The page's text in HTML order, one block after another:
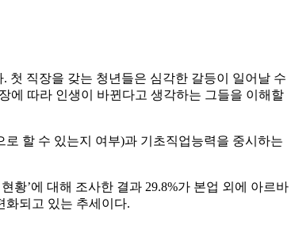
첫 직장을 갖는 청년들은 심각한 갈등이 일어날 수
에 따라 인생이 바뀐다고 생각하는 그들을 이해할
할 수 있는지 여부)과 기초직업능력을 중시하는
황’에 대해 조사한 결과 29.8%가 본업 외에 아르바
화되고 있는 추세이다.